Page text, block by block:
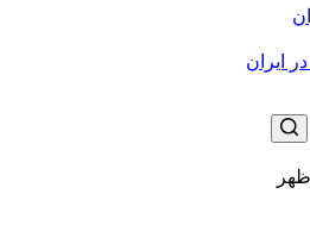
ایران